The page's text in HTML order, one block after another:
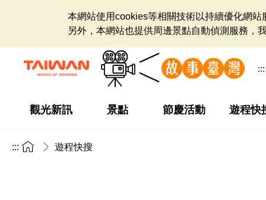
本網站使用cookies等相關技術以持續優化網
另外，本網站也提供周邊景點自動偵測服務，
:::
觀光新訊 景點 節慶活動 遊程快
::: 遊程快搜